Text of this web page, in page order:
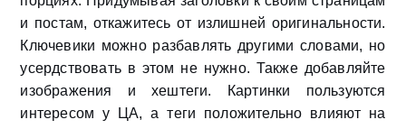
и постам, откажитесь от излишней оригинальности.
Ключевики можно разбавлять другими словами, но
усердствовать в этом не нужно. Также добавляйте
изображения и хештеги. Картинки пользуются
интересом у ЦА, а теги положительно влияют на